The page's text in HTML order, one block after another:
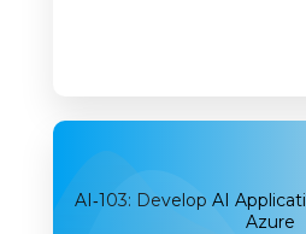
AI‑103: Develop AI
Azure